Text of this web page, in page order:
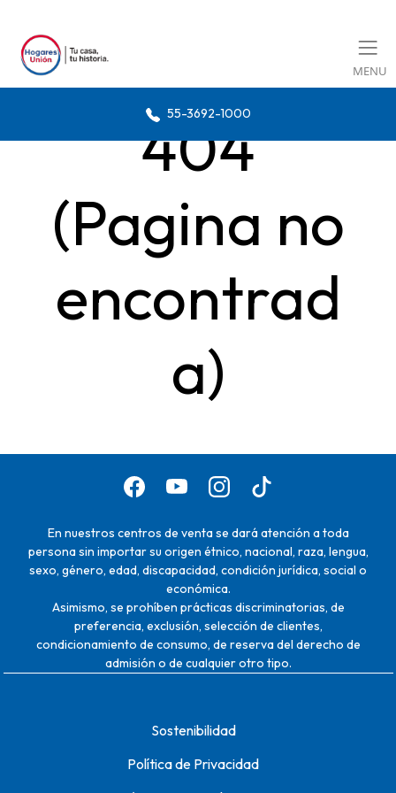
MENU
55-3692-1000
404
(Pagina no
encontrad
a)
En nuestros centros de venta se dará atención a toda
persona sin importar su origen étnico, nacional, raza, lengua,
sexo, género, edad, discapacidad, condición jurídica, social o
económica.
Asimismo, se prohíben prácticas discriminatorias, de
preferencia, exclusión, selección de clientes,
condicionamiento de consumo, de reserva del derecho de
admisión o de cualquier otro tipo.
Sostenibilidad
Política de Privacidad